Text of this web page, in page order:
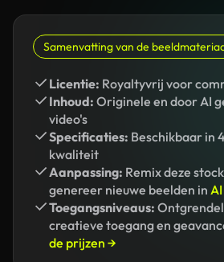
Samenvatting van de
Licentie: Royaltyvrij voor
Inhoud: Originele en door AI
video's
Specificaties: Beschikbaar in
kwaliteit
Aanpassing: Remix deze
genereer nieuwe beelden in
Toegangsniveaus:
creatieve toegang en
de prijzen →